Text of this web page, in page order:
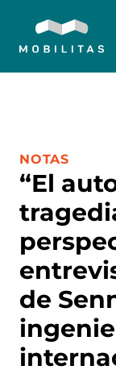
“El
de
CATEGORÍA:
NOTAS